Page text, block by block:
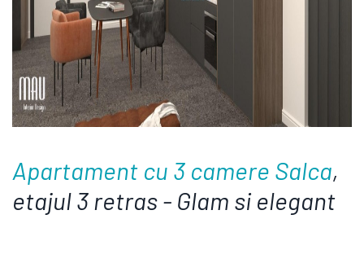
Apartament cu 3 camere Salca,
etajul 3 retras - Glam si elegant